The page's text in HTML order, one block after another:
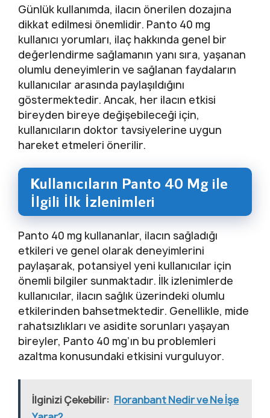
Günlük kullanımda, ilacın önerilen dozajına
dikkat edilmesi önemlidir. Panto 40 mg
kullanıcı yorumları, ilaç hakkında genel bir
değerlendirme sağlamanın yanı sıra, yaşanan
olumlu deneyimlerin ve sağlanan faydaların
kullanıcılar arasında paylaşıldığını
göstermektedir. Ancak, her ilacın etkisi
bireyden bireye değişebileceği için,
kullanıcıların doktor tavsiyelerine uygun
hareket etmeleri önerilir.
Kullanıcıların Panto 40 Mg ile
İlgili İlk İzlenimleri
Panto 40 mg kullananlar, ilacın sağladığı
etkileri ve genel olarak deneyimlerini
paylaşarak, potansiyel yeni kullanıcılar için
önemli bilgiler sunmaktadır. İlk izlenimlerde
kullanıcılar, ilacın sağlık üzerindeki olumlu
etkilerinden bahsetmektedir. Genellikle, mide
rahatsızlıkları ve asidite sorunları yaşayan
bireyler, Panto 40 mg’ın bu problemleri
azaltma konusundaki etkisini vurguluyor.
İlginizi Çekebilir: Floranbant Nedir ve Ne İşe